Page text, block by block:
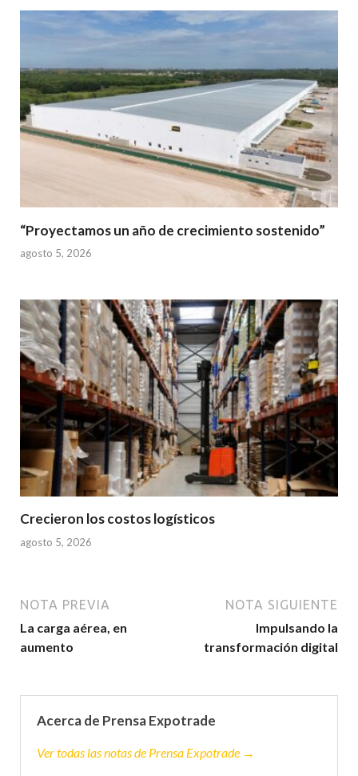
“Proyectamos un año de crecimiento sostenido”
agosto 5, 2026
Crecieron los costos logísticos
agosto 5, 2026
NOTA PREVIA
La carga aérea, en
aumento
NOTA SIGUIENTE
Impulsando la
transformación digital
Acerca de Prensa Expotrade
Ver todas las notas de Prensa Expotrade →